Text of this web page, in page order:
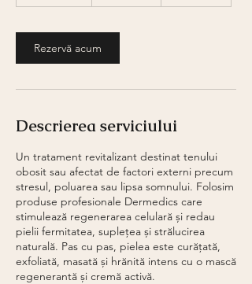
m
i
n
Rezervă acum
Descrierea serviciului
Un tratament revitalizant destinat tenului
obosit sau afectat de factori externi precum
stresul, poluarea sau lipsa somnului. Folosim
produse profesionale Dermedics care
stimulează regenerarea celulară și redau
pielii fermitatea, suplețea și strălucirea
naturală. Pas cu pas, pielea este curățată,
exfoliată, masată și hrănită intens cu o mască
regenerantă și cremă activă.